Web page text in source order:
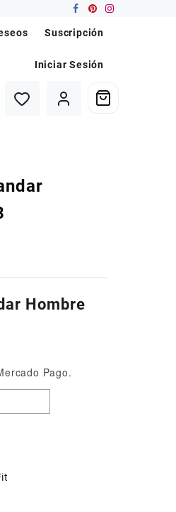
Suscripción
Iniciar Sesión
Hombre
Pago.